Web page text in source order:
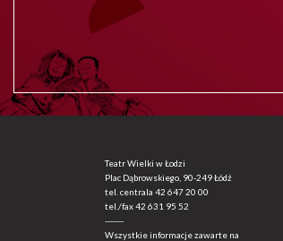
Teatr Wielki w Łodzi
Plac Dąbrowskiego, 90-249 Łódź
tel. centrala 42 647 20 00
tel./fax42 631 95 52
-------
Wszystkie informacje zawarte na